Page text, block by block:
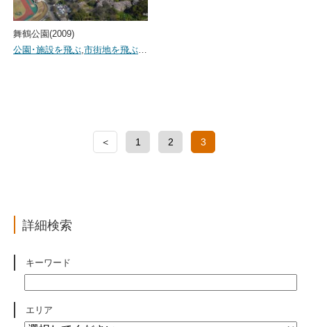
詳細検索
キーワード
エリア
舞鶴公園(2009)
公園･施設を飛ぶ,市街地を飛ぶ…
＜ 1 2 3